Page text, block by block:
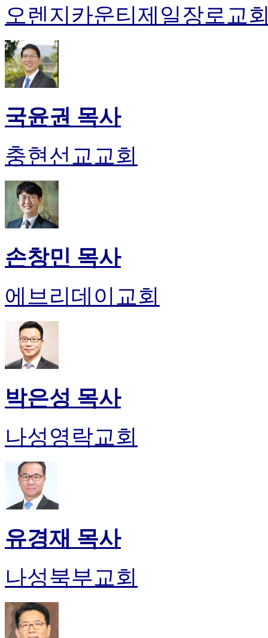
오렌지카운티제일장로교
국윤권 목사
충현선교교회
손창민 목사
에브리데이교회
박은성 목사
나성영락교회
유경재 목사
나성북부교회